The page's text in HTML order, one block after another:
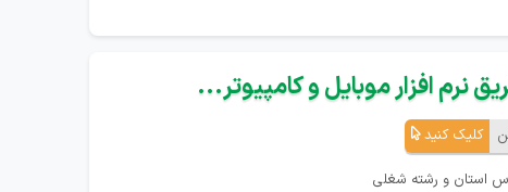
نرم افزار موبایل و کامپیوتر...
کلیک کنید
استان و رشته شغلی